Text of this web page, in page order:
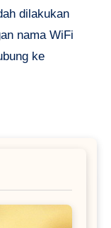
dilakukan
nama WiFi
ke